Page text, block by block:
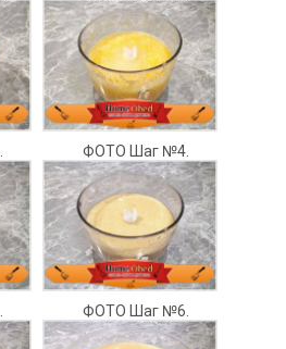
ФОТО Шаг №4.
ФОТО Шаг №6.